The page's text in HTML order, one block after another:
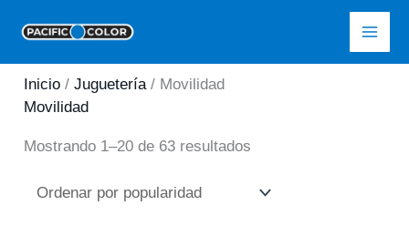
contenido
Inicio /Juguetería/ Movilidad
Movilidad
Mostrando 1–20 de 63 resultados
popularidad